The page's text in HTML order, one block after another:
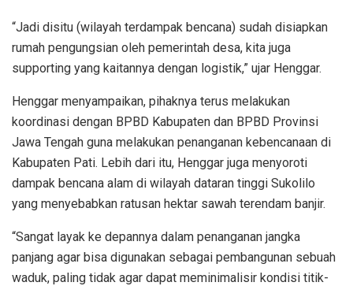
“Jadi disitu (wilayah terdampak bencana) sudah disiapkan
rumah pengungsian oleh pemerintah desa, kita juga
supporting yang kaitannya dengan logistik,” ujar Henggar.
Henggar menyampaikan, pihaknya terus melakukan
koordinasi dengan BPBD Kabupaten dan BPBD Provinsi
Jawa Tengah guna melakukan penanganan kebencanaan di
Kabupaten Pati. Lebih dari itu, Henggar juga menyoroti
dampak bencana alam di wilayah dataran tinggi Sukolilo
yang menyebabkan ratusan hektar sawah terendam banjir.
“Sangat layak ke depannya dalam penanganan jangka
panjang agar bisa digunakan sebagai pembangunan sebuah
waduk, paling tidak agar dapat meminimalisir kondisi titik-